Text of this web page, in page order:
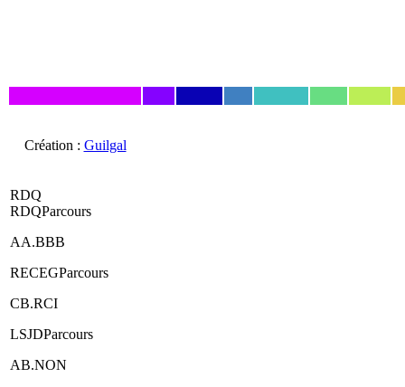
Création : Guilgal
RDQ
RDQParcours
AA.BBB
RECEGParcours
CB.RCI
LSJDParcours
AB.NON